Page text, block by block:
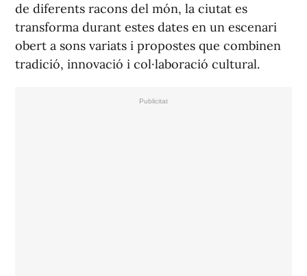
de diferents racons del món, la ciutat es
transforma durant estes dates en un escenari
obert a sons variats i propostes que combinen
tradició, innovació i col·laboració cultural.